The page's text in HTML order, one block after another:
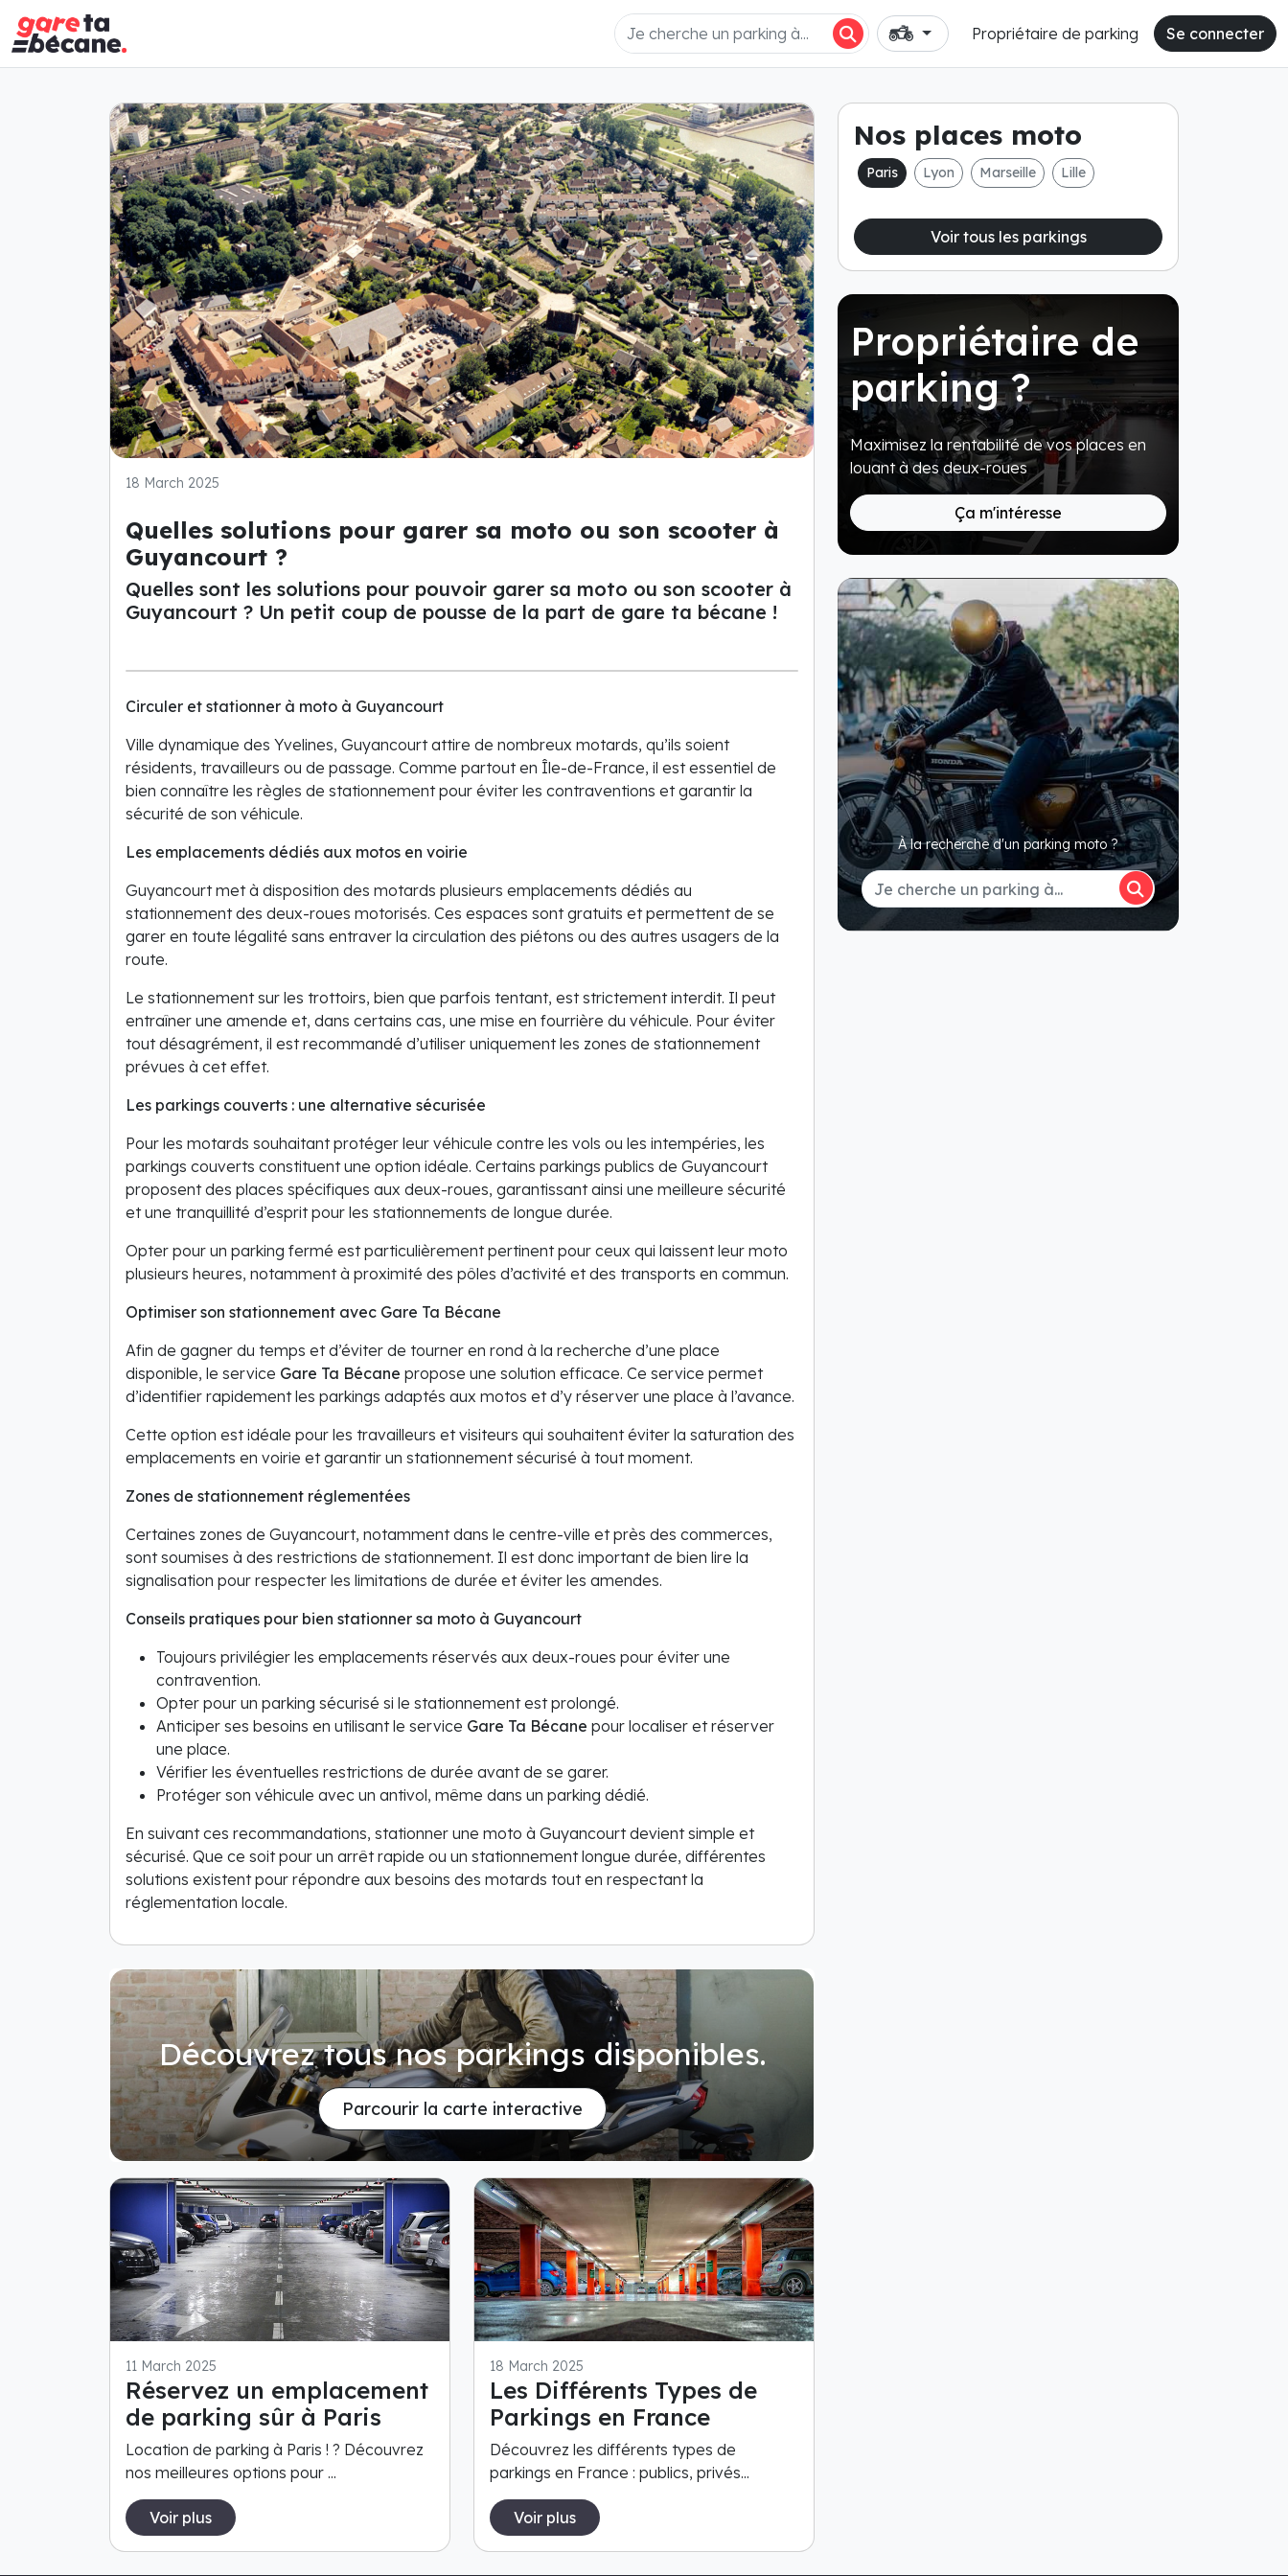
Propriétaire de parking Se connecter
18 March 2025
Quelles solutions pour garer sa moto ou son scooter à
Guyancourt ?
Quelles sont les solutions pour pouvoir garer sa moto ou son scooter à
Guyancourt ? Un petit coup de pousse de la part de gare ta bécane !
Circuler et stationner à moto à Guyancourt
Ville dynamique des Yvelines, Guyancourt attire de nombreux motards, qu’ils soient
résidents, travailleurs ou de passage. Comme partout en Île-de-France, il est essentiel de
bien connaître les règles de stationnement pour éviter les contraventions et garantir la
sécurité de son véhicule.
Les emplacements dédiés aux motos en voirie
Guyancourt met à disposition des motards plusieurs emplacements dédiés au
stationnement des deux-roues motorisés. Ces espaces sont gratuits et permettent de se
garer en toute légalité sans entraver la circulation des piétons ou des autres usagers de la
route.
Le stationnement sur les trottoirs, bien que parfois tentant, est strictement interdit. Il peut
entraîner une amende et, dans certains cas, une mise en fourrière du véhicule. Pour éviter
tout désagrément, il est recommandé d’utiliser uniquement les zones de stationnement
prévues à cet effet.
Les parkings couverts : une alternative sécurisée
Pour les motards souhaitant protéger leur véhicule contre les vols ou les intempéries, les
parkings couverts constituent une option idéale. Certains parkings publics de Guyancourt
proposent des places spécifiques aux deux-roues, garantissant ainsi une meilleure sécurité
et une tranquillité d’esprit pour les stationnements de longue durée.
Opter pour un parking fermé est particulièrement pertinent pour ceux qui laissent leur moto
plusieurs heures, notamment à proximité des pôles d’activité et des transports en commun.
Optimiser son stationnement avec Gare Ta Bécane
Afin de gagner du temps et d’éviter de tourner en rond à la recherche d’une place
disponible, le service Gare Ta Bécane propose une solution efficace. Ce service permet
d’identifier rapidement les parkings adaptés aux motos et d’y réserver une place à l’avance.
Cette option est idéale pour les travailleurs et visiteurs qui souhaitent éviter la saturation des
emplacements en voirie et garantir un stationnement sécurisé à tout moment.
Zones de stationnement réglementées
Certaines zones de Guyancourt, notamment dans le centre-ville et près des commerces,
sont soumises à des restrictions de stationnement. Il est donc important de bien lire la
signalisation pour respecter les limitations de durée et éviter les amendes.
Conseils pratiques pour bien stationner sa moto à Guyancourt
Toujours privilégier les emplacements réservés aux deux-roues pour éviter une
contravention.
Opter pour un parking sécurisé si le stationnement est prolongé.
Anticiper ses besoins en utilisant le service Gare Ta Bécane pour localiser et réserver
une place.
Vérifier les éventuelles restrictions de durée avant de se garer.
Protéger son véhicule avec un antivol, même dans un parking dédié.
En suivant ces recommandations, stationner une moto à Guyancourt devient simple et
sécurisé. Que ce soit pour un arrêt rapide ou un stationnement longue durée, différentes
solutions existent pour répondre aux besoins des motards tout en respectant la
réglementation locale.
Découvrez tous nos parkings disponibles.
Parcourir la carte interactive
11 March 2025
Réservez un emplacement
de parking sûr à Paris
Location de parking à Paris ! ? Découvrez
nos meilleures options pour ...
Voir plus
18 March 2025
Les Différents Types de
Parkings en France
Découvrez les différents types de
parkings en France : publics, privés...
Voir plus
Nos places moto
Paris Lyon Marseille Lille
Voir tous les parkings
Propriétaire de
parking ?
Maximisez la rentabilité de vos places en
louant à des deux-roues
Ça m'intéresse
À la recherche d'un parking moto ?